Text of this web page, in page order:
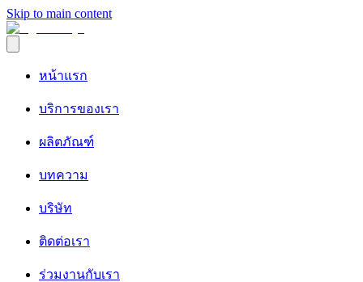
Skip to main content
หน้าแรก
บริการของเรา
ผลิตภัณฑ์
บทความ
บริษัท
ติดต่อเรา
ร่วมงานกับเรา